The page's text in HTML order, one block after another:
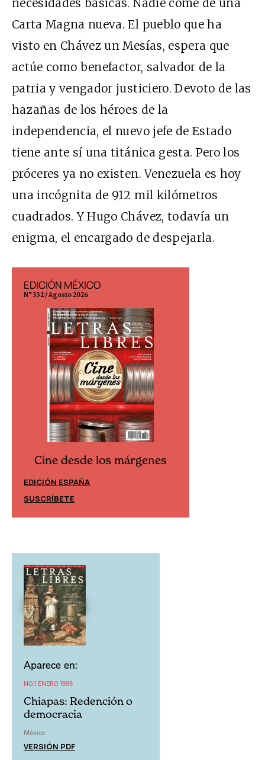
Carta Magna nueva. El pueblo que ha
visto en Chávez un Mesías, espera que
actúe como benefactor, salvador de la
patria y vengador justiciero. Devoto de las
hazañas de los héroes de la
independencia, el nuevo jefe de Estado
tiene ante sí una titánica gesta. Pero los
próceres ya no existen. Venezuela es hoy
una incógnita de 912 mil kilómetros
cuadrados. Y Hugo Chávez, todavía un
enigma, el encargado de despejarla.
EDICIÓN MÉXICO
N° 332 / Agosto 2026
Cine desde los márgenes
EDICIÓN ESPAÑA
SUSCRÍBETE
Aparece en:
NO.1 ENERO 1999
Chiapas: Redención o
democracia
México
VERSIÓN PDF